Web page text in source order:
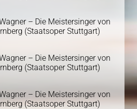
– Die Meistersinger von
(Staatsoper Stuttgart)
– Die Meistersinger von
(Staatsoper Stuttgart)
– Die Meistersinger von
(Staatsoper Stuttgart)